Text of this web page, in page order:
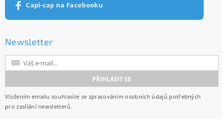
Capi-cap na Facebooku
Newsletter
Vložením emailu souhlasíte se zpracováním osobních údajů potřebných
pro zasílání newsletterů.